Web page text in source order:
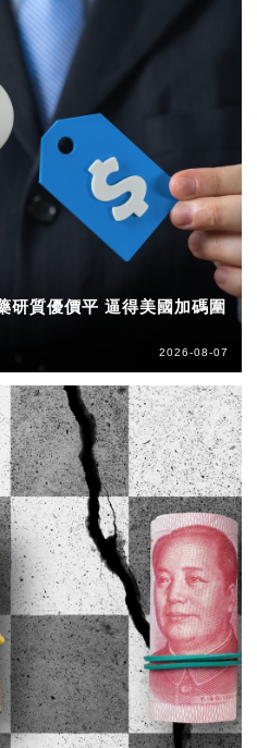
研質優價平 逼得美國加碼圍
2026-08-07